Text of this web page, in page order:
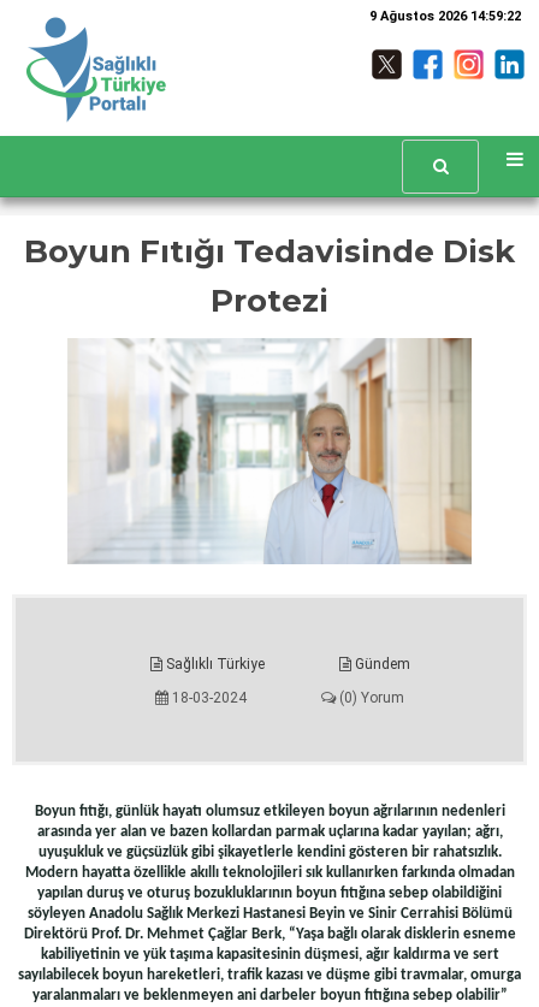
9 Ağustos 2026 14:59:23
Boyun Fıtığı Tedavisinde Disk
Protezi
Sağlıklı Türkiye
Gündem
18-03-2024
(0) Yorum
Boyun fıtığı, günlük hayatı olumsuz etkileyen boyun ağrılarının nedenleri
arasında yer alan ve bazen kollardan parmak uçlarına kadar yayılan; ağrı,
uyuşukluk ve güçsüzlük gibi şikayetlerle kendini gösteren bir rahatsızlık.
Modern hayatta özellikle akıllı teknolojileri sık kullanırken farkında olmadan
yapılan duruş ve oturuş bozukluklarının boyun fıtığına sebep olabildiğini
söyleyen Anadolu Sağlık Merkezi Hastanesi Beyin ve Sinir Cerrahisi Bölümü
Direktörü Prof. Dr. Mehmet Çağlar Berk, “Yaşa bağlı olarak disklerin esneme
kabiliyetinin ve yük taşıma kapasitesinin düşmesi, ağır kaldırma ve sert
sayılabilecek boyun hareketleri, trafik kazası ve düşme gibi travmalar, omurga
yaralanmaları ve beklenmeyen ani darbeler boyun fıtığına sebep olabilir”